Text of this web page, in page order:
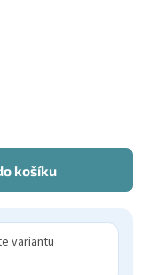
košíku
variantu